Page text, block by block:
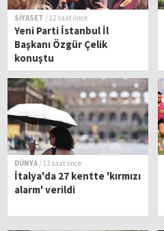
SİYASET / 12 saat önce
Yeni Parti İstanbul İl
Başkanı Özgür Çelik
konuştu
DÜNYA / 13 saat önce
İtalya'da 27 kentte 'kırmızı
alarm' verildi